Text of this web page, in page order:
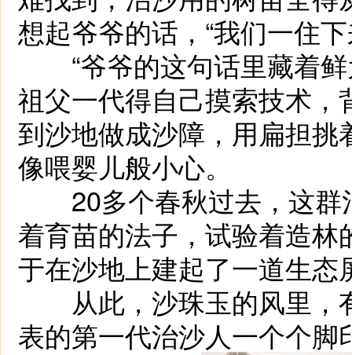
想起爷爷的话，“我们一住
“爷爷的这句话里藏着鲜
祖父一代得自己摸索技术
到沙地做成沙障，用扁担
像喂婴儿般小心。
20多个春秋过去，这群
着育苗的法子，试验着造
于在沙地上建起了一道生态
从此，沙珠玉的风里，
表的第一代治沙人一个个